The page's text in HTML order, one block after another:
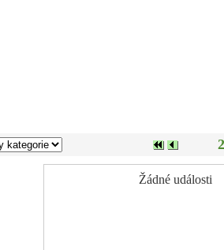
Žádné události